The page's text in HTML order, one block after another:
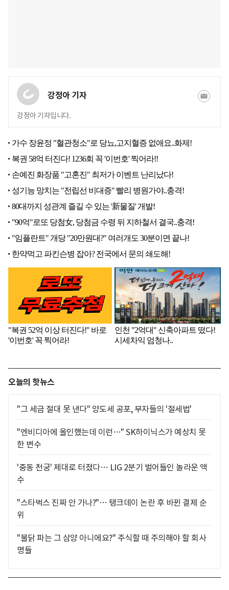
강정아 기자
강정아 기자입니다.
오늘의 핫뉴스
"그 세금 절대 못 낸다" 양도세 공포, 부자들의 '절세법'
"엔비디아에 올인했는데 이런…" SK하이닉스가 예상치 못
한 변수
'중동 천궁' 제대로 터졌다… LIG 2분기 벌어들인 놀라운 액
수
"스타벅스 진짜 안 가나?"… 탱크데이 논란 후 바뀐 결제 순
위
"불닭 파는 그 삼양 아니에요?" 주식할 때 주의해야 할 회사
명들